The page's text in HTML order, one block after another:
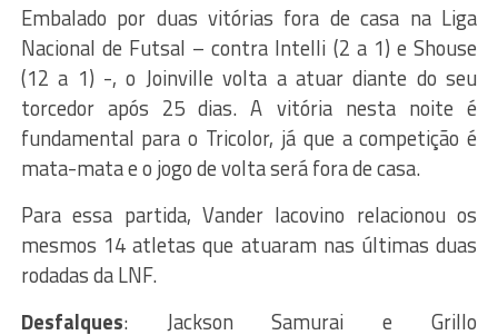
Embalado por duas vitórias fora de casa na Liga
Nacional de Futsal – contra Intelli (2 a 1) e Shouse
(12 a 1) -, o Joinville volta a atuar diante do seu
torcedor após 25 dias. A vitória nesta noite é
fundamental para o Tricolor, já que a competição é
mata-mata e o jogo de volta será fora de casa.
Para essa partida, Vander Iacovino relacionou os
mesmos 14 atletas que atuaram nas últimas duas
rodadas da LNF.
Desfalques: Jackson Samurai e Grillo